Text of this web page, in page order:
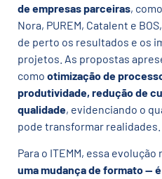
de empresas parceiras,
Nora, PUREM, Catalent e
de perto os resultados e os
projetos. As propostas
como otimização de
produtividade, redução de
qualidade, evidenciando o
pode transformar realidades.
Para o ITEMM, essa
uma mudança de formato —